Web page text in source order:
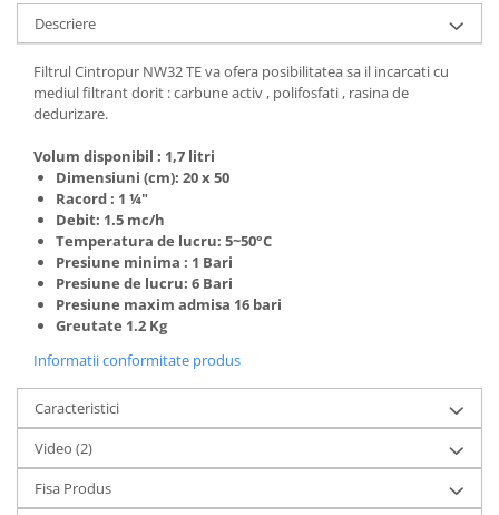
Statii automate
Deferizare cu Pyrolox
Zeolit / Turbidex
Carbune Activ
Filter AG
Eliminare nitriti / nitrati
Pompe dozatoare
Componente si accesorii
Baterii purificator
Carcase de schimb
Chei strangere
Cleme si suporti
Conectori si fitinguri
Descriere
Filtrul Cintropur NW32 TE va ofera posibilitatea sa il incarcati cu
mediul filtrant dorit : carbune activ , polifosfati , rasina de
dedurizare.
Volum disponibil : 1,7 litri
Dimensiuni (cm): 20 x 50
Racord : 1 ¼"
Debit: 1.5 mc/h
Temperatura de lucru: 5~50°C
Presiune minima : 1 Bari
Presiune de lucru: 6 Bari
Presiune maxim admisa 16 bari
Greutate 1.2 Kg
Informatii conformitate produs
Caracteristici
Video (2)
Fisa Produs